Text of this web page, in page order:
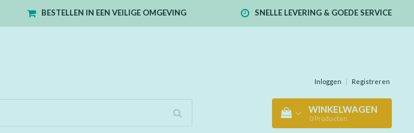
BESTELLEN IN EEN VEILIGE OMGEVING SNELLE LEVERING & GOEDE SERVICE
Inloggen | Registreren
WINKELWAGEN
0 Producten